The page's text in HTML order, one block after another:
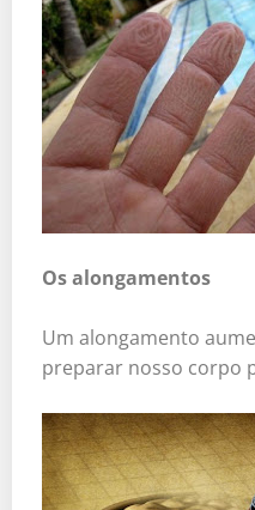
Os alongamentos
Um alongamento
preparar nosso corpo